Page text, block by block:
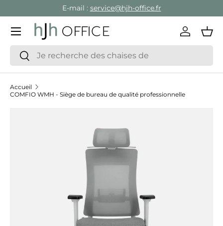
Aller au contenu
E-mail : service@hjh-office.fr
Recherche
Rechercher
Se
Menu
Accueil
COMFIO WMH - Siège de bureau de qualité professionnelle
Passer aux informations produits